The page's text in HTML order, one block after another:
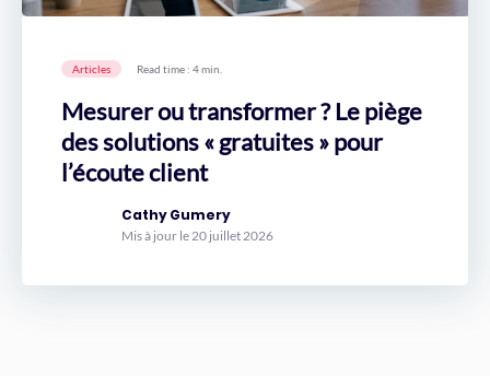
Articles Read time : 4 min.
Mesurer ou transformer ? Le piège
des solutions « gratuites » pour
l’écoute client
Cathy Gumery
Mis à jour le 20 juillet 2026